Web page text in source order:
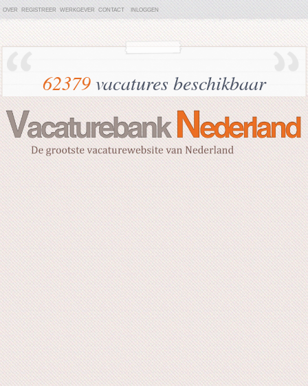
OVER REGISTREER WERKGEVER CONTACT INLOGGEN
62379vacatures beschikbaar